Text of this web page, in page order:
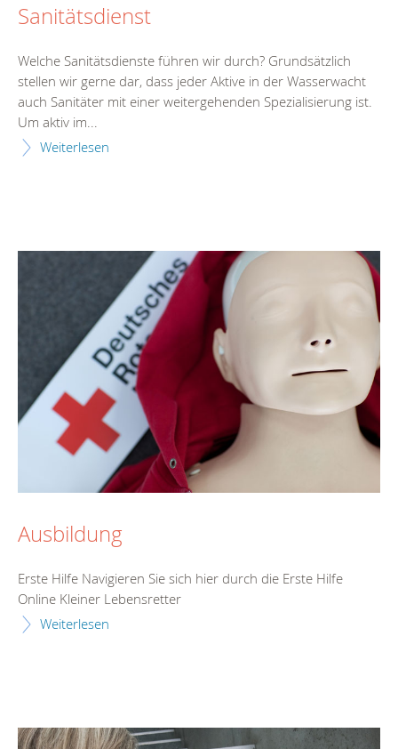
Sanitätsdienst
Welche Sanitätsdienste führen wir durch? Grundsätzlich
stellen wir gerne dar, dass jeder Aktive in der Wasserwacht
auch Sanitäter mit einer weitergehenden Spezialisierung ist.
Um aktiv im...
Weiterlesen
Ausbildung
Erste Hilfe Navigieren Sie sich hier durch die Erste Hilfe
Online Kleiner Lebensretter
Weiterlesen